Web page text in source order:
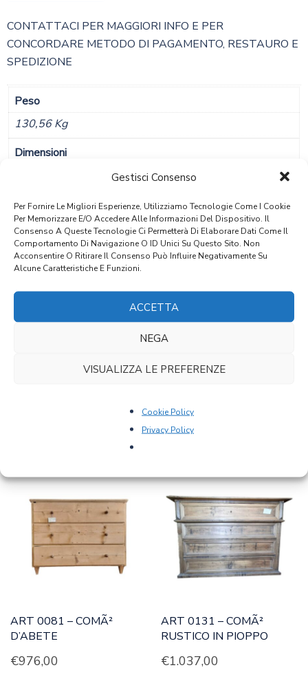
Gestisci Consenso
Per Fornire Le Migliori Esperienze, Utilizziamo Tecnologie Come I Cookie
Per Memorizzare E/o Accedere Alle Informazioni Del Dispositivo. Il
Consenso A Queste Tecnologie Ci Permetterà Di Elaborare Dati Come Il
Comportamento Di Navigazione O ID Unici Su Questo Sito. Non
Acconsentire O Ritirare Il Consenso Può Influire Negativamente Su
Alcune Caratteristiche E Funzioni.
ACCETTA
NEGA
VISUALIZZA LE PREFERENZE
Cookie Policy
Privacy Policy
CONTATTACI PER MAGGIORI INFO E PER
CONCORDARE METODO DI PAGAMENTO, RESTAURO E
SPEDIZIONE
Peso
130,56 Kg
Dimensioni
Materiale
Noce
Stile
PRODOTTI CORRELATI
ART 0081 – COMÃ²
D’ABETE
€976,00
ART 0131 – COMÃ²
RUSTICO IN PIOPPO
€1.037,00